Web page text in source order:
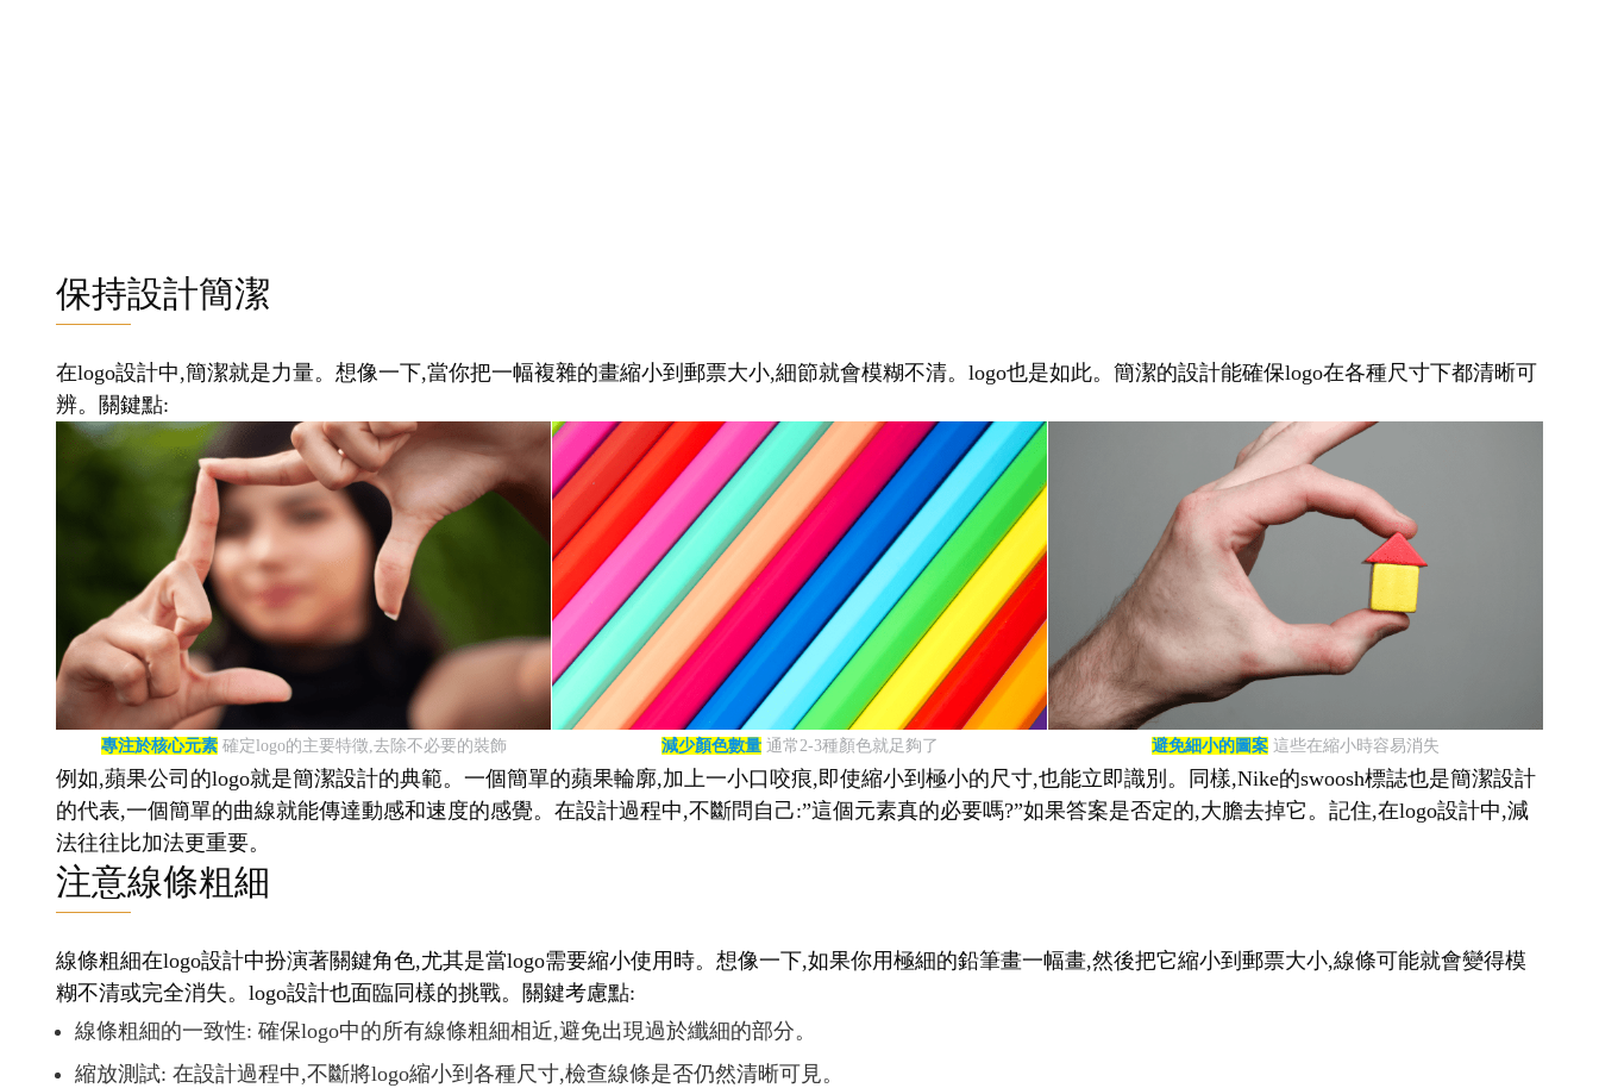
保持設計簡潔
在logo設計中,簡潔就是力量。想像一下,當你把一幅複雜的畫縮小到郵票大小,細節就會模糊不清。logo也是如此。簡潔的設計能確保logo在各種尺寸下都清晰可
辨。關鍵點:
專注於核心元素確定logo的主要特徵,去除不必要的裝飾 減少顏色數量通常2-3種顏色就足夠了 避免細小的圖案這些在縮小時容易消失
例如,蘋果公司的logo就是簡潔設計的典範。一個簡單的蘋果輪廓,加上一小口咬痕,即使縮小到極小的尺寸,也能立即識別。同樣,Nike的swoosh標誌也是簡潔設計
的代表,一個簡單的曲線就能傳達動感和速度的感覺。在設計過程中,不斷問自己:”這個元素真的必要嗎?”如果答案是否定的,大膽去掉它。記住,在logo設計中,減
法往往比加法更重要。
注意線條粗細
線條粗細在logo設計中扮演著關鍵角色,尤其是當logo需要縮小使用時。想像一下,如果你用極細的鉛筆畫一幅畫,然後把它縮小到郵票大小,線條可能就會變得模
糊不清或完全消失。logo設計也面臨同樣的挑戰。關鍵考慮點:
線條粗細的一致性: 確保logo中的所有線條粗細相近,避免出現過於纖細的部分。
縮放測試: 在設計過程中,不斷將logo縮小到各種尺寸,檢查線條是否仍然清晰可見。